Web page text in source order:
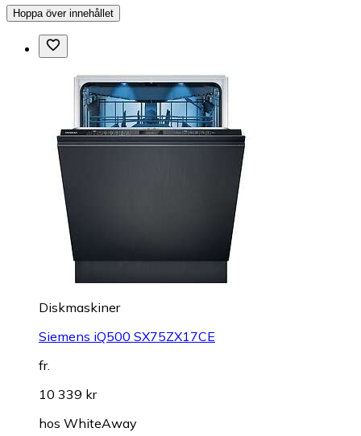
Hoppa över innehållet
Diskmaskiner
Siemens iQ500 SX75ZX17CE
fr.
10 339 kr
hos WhiteAway